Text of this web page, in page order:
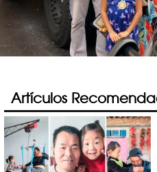
Artículos